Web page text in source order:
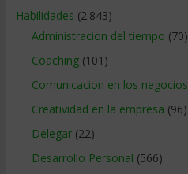
Habilidades (2.843)
Administracion del tiempo (70)
Coaching(101)
Comunicacion en los negocios
Creatividad en la empresa (96)
Delegar(22)
Desarrollo Personal (566)